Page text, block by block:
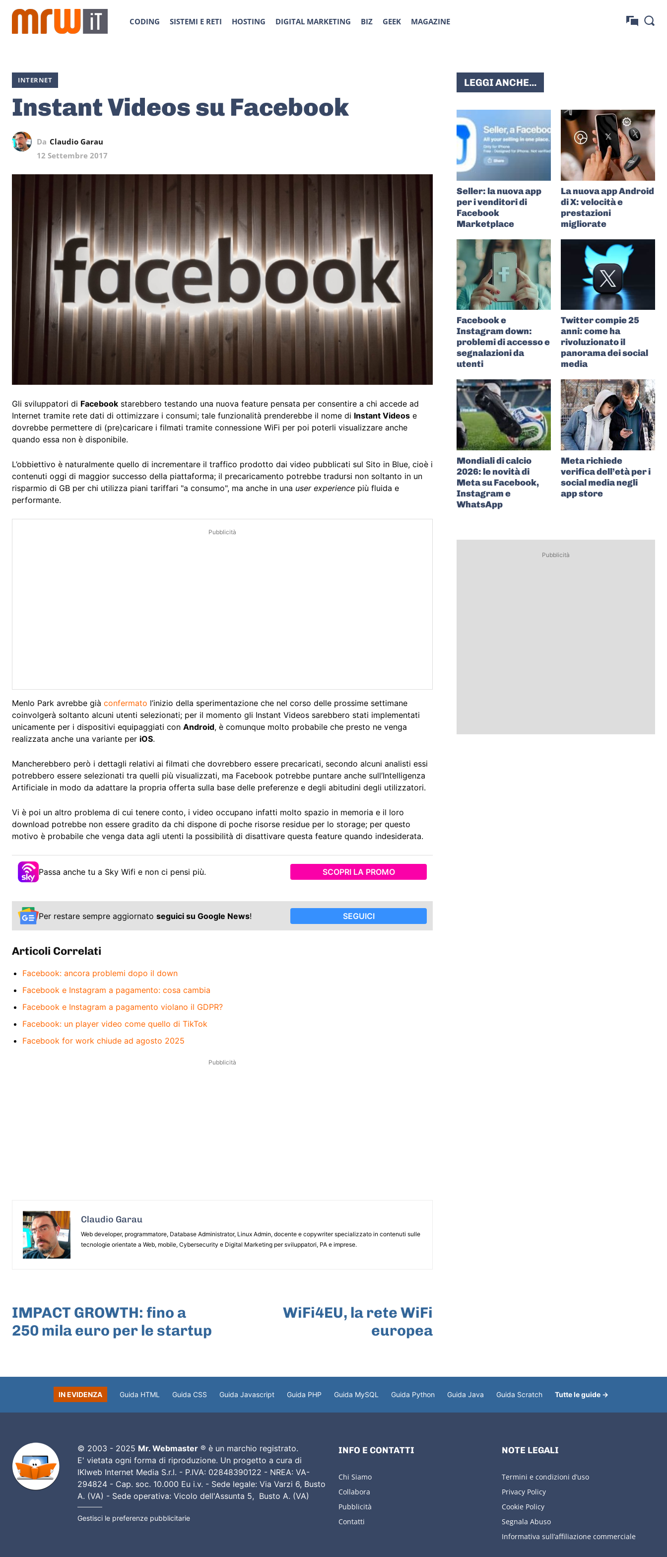
CODING SISTEMI E RETI HOSTING DIGITAL MARKETING BIZ GEEK MAGAZINE
INTERNET
Instant Videos su Facebook
Da Claudio Garau
12 Settembre 2017
Gli sviluppatori di Facebook starebbero testando una nuova feature pensata per consentire a chi accede ad
Internet tramite rete dati di ottimizzare i consumi; tale funzionalità prenderebbe il nome di Instant Videos e
dovrebbe permettere di (pre)caricare i filmati tramite connessione WiFi per poi poterli visualizzare anche
quando essa non è disponibile.
L’obbiettivo è naturalmente quello di incrementare il traffico prodotto dai video pubblicati sul Sito in Blue, cioè i
contenuti oggi di maggior successo della piattaforma; il precaricamento potrebbe tradursi non soltanto in un
risparmio di GB per chi utilizza piani tariffari "a consumo", ma anche in una user experience più fluida e
performante.
Pubblicità
Menlo Park avrebbe già confermato l’inizio della sperimentazione che nel corso delle prossime settimane
coinvolgerà soltanto alcuni utenti selezionati; per il momento gli Instant Videos sarebbero stati implementati
unicamente per i dispositivi equipaggiati con Android, è comunque molto probabile che presto ne venga
realizzata anche una variante per iOS.
Mancherebbero però i dettagli relativi ai filmati che dovrebbero essere precaricati, secondo alcuni analisti essi
potrebbero essere selezionati tra quelli più visualizzati, ma Facebook potrebbe puntare anche sull’Intelligenza
Artificiale in modo da adattare la propria offerta sulla base delle preferenze e degli abitudini degli utilizzatori.
Vi è poi un altro problema di cui tenere conto, i video occupano infatti molto spazio in memoria e il loro
download potrebbe non essere gradito da chi dispone di poche risorse residue per lo storage; per questo
motivo è probabile che venga data agli utenti la possibilità di disattivare questa feature quando indesiderata.
Passa anche tu a Sky Wifi e non ci pensi più. SCOPRI LA PROMO
Per restare sempre aggiornato seguici su Google News! SEGUICI
Articoli Correlati
Facebook: ancora problemi dopo il down
Facebook e Instagram a pagamento: cosa cambia
Facebook e Instagram a pagamento violano il GDPR?
Facebook: un player video come quello di TikTok
Facebook for work chiude ad agosto 2025
Pubblicità
Claudio Garau
Web developer, programmatore, Database Administrator, Linux Admin, docente e copywriter specializzato in contenuti sulle
tecnologie orientate a Web, mobile, Cybersecurity e Digital Marketing per sviluppatori, PA e imprese.
IMPACT GROWTH: fino a
250 mila euro per le startup
WiFi4EU, la rete WiFi
europea
LEGGI ANCHE...
Seller: la nuova app
per i venditori di
Facebook
Marketplace
La nuova app Android
di X: velocità e
prestazioni
migliorate
Facebook e
Instagram down:
problemi di accesso e
segnalazioni da
utenti
Twitter compie 25
anni: come ha
rivoluzionato il
panorama dei social
media
Mondiali di calcio
2026: le novità di
Meta su Facebook,
Instagram e
WhatsApp
Meta richiede
verifica dell’età per i
social media negli
app store
Pubblicità
IN EVIDENZA Guida HTML Guida CSS Guida Javascript Guida PHP Guida MySQL Guida Python Guida Java Guida Scratch Tutte le guide →
© 2003 - 2025 Mr. Webmaster® è un marchio registrato.
E' vietata ogni forma di riproduzione. Un progetto a cura di
IKIweb Internet Media S.r.l. - P.IVA: 02848390122 - NREA: VA-
294824 - Cap. soc. 10.000 Eu i.v. - Sede legale: Via Varzi 6, Busto
A. (VA) - Sede operativa: Vicolo dell'Assunta 5, Busto A. (VA)
Gestisci le preferenze pubblicitarie
INFO E CONTATTI
Chi Siamo
Collabora
Pubblicità
Contatti
NOTE LEGALI
Termini e condizioni d’uso
Privacy Policy
Cookie Policy
Segnala Abuso
Informativa sull’affiliazione commerciale